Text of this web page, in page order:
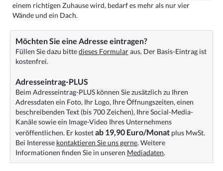
einem richtigen Zuhause wird, bedarf es mehr als nur vier
Wände und ein Dach.
Möchten Sie eine Adresse eintragen?
Füllen Sie dazu bittedieses Formularaus. Der Basis-Eintrag ist
kostenfrei.
Adresseintrag-PLUS
Beim Adresseintrag-PLUS können Sie zusätzlich zu Ihren
Adressdaten ein Foto, Ihr Logo, Ihre Öffnungszeiten, einen
beschreibenden Text (bis 700 Zeichen), Ihre Social-Media-
Kanäle sowie ein Image-Video Ihres Unternehmens
veröffentlichen. Er kostetab 19,90 Euro/Monat plus MwSt.
Bei Interesse kontaktieren Sie uns gerne. Weitere
Informationen finden Sie in unseren Mediadaten.